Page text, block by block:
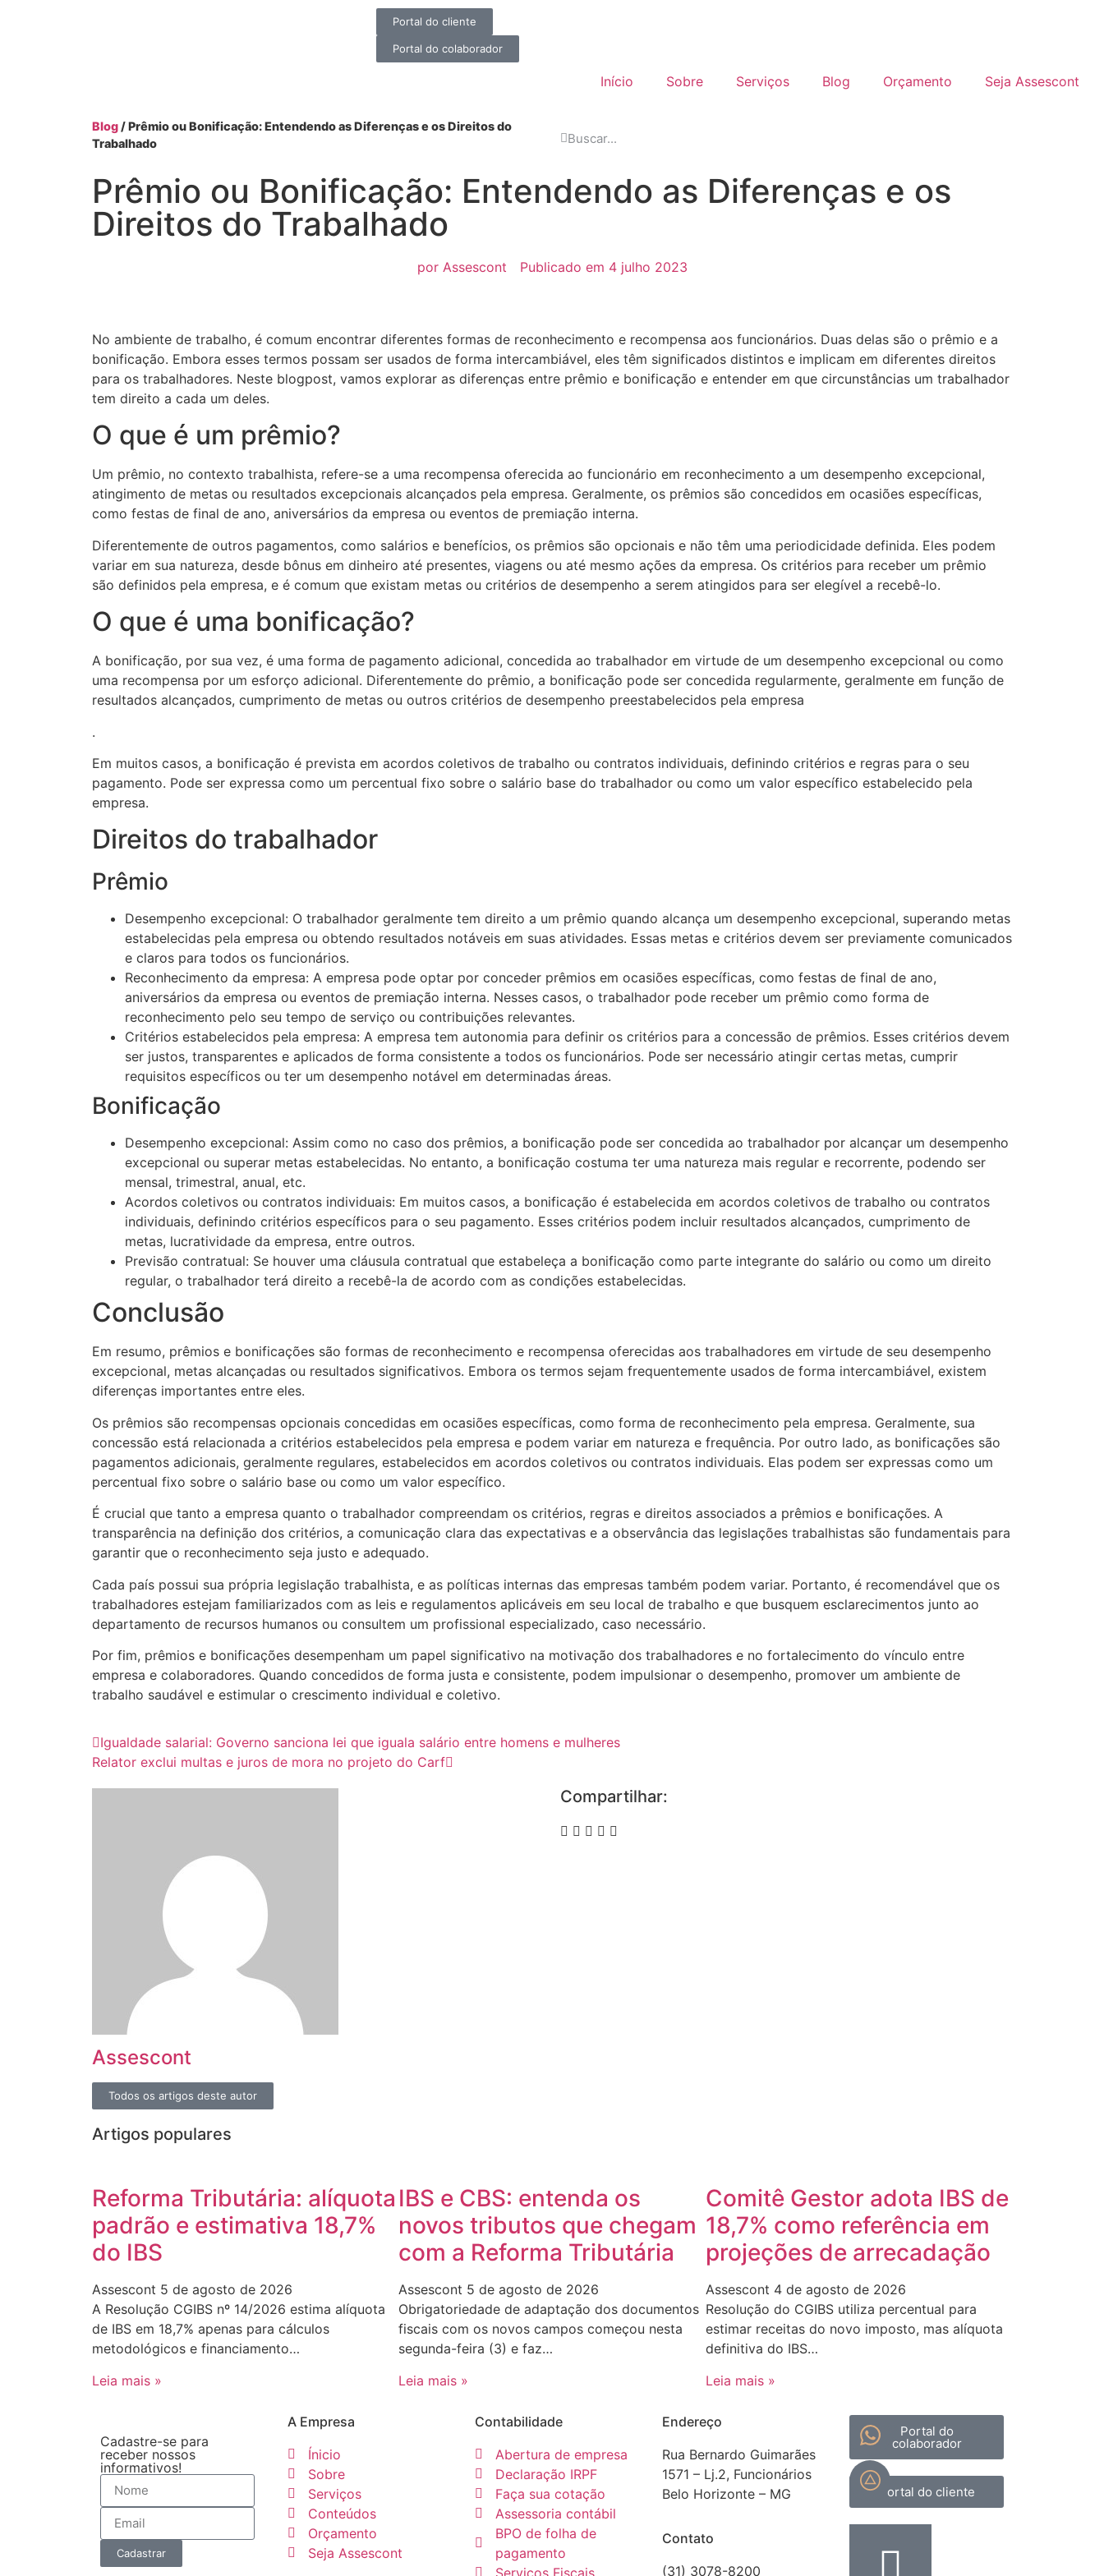
Portal do cliente
Portal do colaborador
Início Sobre Serviços Blog Orçamento Seja Assescont
Blog / Prêmio ou Bonificação: Entendendo as Diferenças e os Direitos do
Trabalhado
Prêmio ou Bonificação: Entendendo as Diferenças e os
Direitos do Trabalhado
por Assescont Publicado em 4 julho 2023
No ambiente de trabalho, é comum encontrar diferentes formas de reconhecimento e recompensa aos funcionários. Duas delas são o prêmio e a
bonificação. Embora esses termos possam ser usados de forma intercambiável, eles têm significados distintos e implicam em diferentes direitos
para os trabalhadores. Neste blogpost, vamos explorar as diferenças entre prêmio e bonificação e entender em que circunstâncias um trabalhador
tem direito a cada um deles.
O que é um prêmio?
Um prêmio, no contexto trabalhista, refere-se a uma recompensa oferecida ao funcionário em reconhecimento a um desempenho excepcional,
atingimento de metas ou resultados excepcionais alcançados pela empresa. Geralmente, os prêmios são concedidos em ocasiões específicas,
como festas de final de ano, aniversários da empresa ou eventos de premiação interna.
Diferentemente de outros pagamentos, como salários e benefícios, os prêmios são opcionais e não têm uma periodicidade definida. Eles podem
variar em sua natureza, desde bônus em dinheiro até presentes, viagens ou até mesmo ações da empresa. Os critérios para receber um prêmio
são definidos pela empresa, e é comum que existam metas ou critérios de desempenho a serem atingidos para ser elegível a recebê-lo.
O que é uma bonificação?
A bonificação, por sua vez, é uma forma de pagamento adicional, concedida ao trabalhador em virtude de um desempenho excepcional ou como
uma recompensa por um esforço adicional. Diferentemente do prêmio, a bonificação pode ser concedida regularmente, geralmente em função de
resultados alcançados, cumprimento de metas ou outros critérios de desempenho preestabelecidos pela empresa
.
Em muitos casos, a bonificação é prevista em acordos coletivos de trabalho ou contratos individuais, definindo critérios e regras para o seu
pagamento. Pode ser expressa como um percentual fixo sobre o salário base do trabalhador ou como um valor específico estabelecido pela
empresa.
Direitos do trabalhador
Prêmio
Desempenho excepcional: O trabalhador geralmente tem direito a um prêmio quando alcança um desempenho excepcional, superando metas
estabelecidas pela empresa ou obtendo resultados notáveis em suas atividades. Essas metas e critérios devem ser previamente comunicados
e claros para todos os funcionários.
Reconhecimento da empresa: A empresa pode optar por conceder prêmios em ocasiões específicas, como festas de final de ano,
aniversários da empresa ou eventos de premiação interna. Nesses casos, o trabalhador pode receber um prêmio como forma de
reconhecimento pelo seu tempo de serviço ou contribuições relevantes.
Critérios estabelecidos pela empresa: A empresa tem autonomia para definir os critérios para a concessão de prêmios. Esses critérios devem
ser justos, transparentes e aplicados de forma consistente a todos os funcionários. Pode ser necessário atingir certas metas, cumprir
requisitos específicos ou ter um desempenho notável em determinadas áreas.
Bonificação
Desempenho excepcional: Assim como no caso dos prêmios, a bonificação pode ser concedida ao trabalhador por alcançar um desempenho
excepcional ou superar metas estabelecidas. No entanto, a bonificação costuma ter uma natureza mais regular e recorrente, podendo ser
mensal, trimestral, anual, etc.
Acordos coletivos ou contratos individuais: Em muitos casos, a bonificação é estabelecida em acordos coletivos de trabalho ou contratos
individuais, definindo critérios específicos para o seu pagamento. Esses critérios podem incluir resultados alcançados, cumprimento de
metas, lucratividade da empresa, entre outros.
Previsão contratual: Se houver uma cláusula contratual que estabeleça a bonificação como parte integrante do salário ou como um direito
regular, o trabalhador terá direito a recebê-la de acordo com as condições estabelecidas.
Conclusão
Em resumo, prêmios e bonificações são formas de reconhecimento e recompensa oferecidas aos trabalhadores em virtude de seu desempenho
excepcional, metas alcançadas ou resultados significativos. Embora os termos sejam frequentemente usados de forma intercambiável, existem
diferenças importantes entre eles.
Os prêmios são recompensas opcionais concedidas em ocasiões específicas, como forma de reconhecimento pela empresa. Geralmente, sua
concessão está relacionada a critérios estabelecidos pela empresa e podem variar em natureza e frequência. Por outro lado, as bonificações são
pagamentos adicionais, geralmente regulares, estabelecidos em acordos coletivos ou contratos individuais. Elas podem ser expressas como um
percentual fixo sobre o salário base ou como um valor específico.
É crucial que tanto a empresa quanto o trabalhador compreendam os critérios, regras e direitos associados a prêmios e bonificações. A
transparência na definição dos critérios, a comunicação clara das expectativas e a observância das legislações trabalhistas são fundamentais para
garantir que o reconhecimento seja justo e adequado.
Cada país possui sua própria legislação trabalhista, e as políticas internas das empresas também podem variar. Portanto, é recomendável que os
trabalhadores estejam familiarizados com as leis e regulamentos aplicáveis em seu local de trabalho e que busquem esclarecimentos junto ao
departamento de recursos humanos ou consultem um profissional especializado, caso necessário.
Por fim, prêmios e bonificações desempenham um papel significativo na motivação dos trabalhadores e no fortalecimento do vínculo entre
empresa e colaboradores. Quando concedidos de forma justa e consistente, podem impulsionar o desempenho, promover um ambiente de
trabalho saudável e estimular o crescimento individual e coletivo.
Igualdade salarial: Governo sanciona lei que iguala salário entre homens e mulheres
Relator exclui multas e juros de mora no projeto do Carf
Assescont
Todos os artigos deste autor
Compartilhar:
Artigos populares
Reforma Tributária: alíquota
padrão e estimativa 18,7%
do IBS
Assescont 5 de agosto de 2026
A Resolução CGIBS nº 14/2026 estima alíquota
de IBS em 18,7% apenas para cálculos
metodológicos e financiamento…
Leia mais »
IBS e CBS: entenda os
novos tributos que chegam
com a Reforma Tributária
Assescont 5 de agosto de 2026
Obrigatoriedade de adaptação dos documentos
fiscais com os novos campos começou nesta
segunda-feira (3) e faz…
Leia mais »
Comitê Gestor adota IBS de
18,7% como referência em
projeções de arrecadação
Assescont 4 de agosto de 2026
Resolução do CGIBS utiliza percentual para
estimar receitas do novo imposto, mas alíquota
definitiva do IBS…
Leia mais »
Cadastre-se para
receber nossos
informativos!
Cadastrar
A Empresa
Ínicio
Sobre
Serviços
Conteúdos
Orçamento
Seja Assescont
Contabilidade
Abertura de empresa
Declaração IRPF
Faça sua cotação
Assessoria contábil
BPO de folha de
pagamento
Serviços Fiscais
Endereço
Rua Bernardo Guimarães
1571 – Lj.2, Funcionários
Belo Horizonte – MG
Contato
(31) 3078-8200
Portal do
colaborador
Portal do cliente